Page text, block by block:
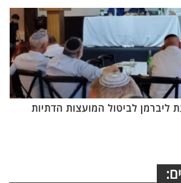
ליברמן לביטול המועצות הדתיות